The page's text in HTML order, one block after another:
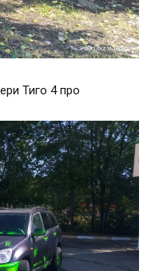
Тиго 4 про